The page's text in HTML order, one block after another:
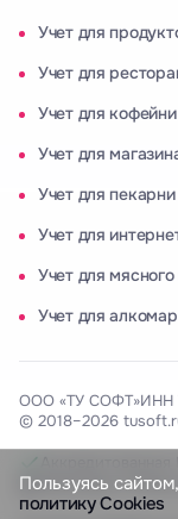
Пользуясь
политику Cookies
Учет для
Учет для
Учет для кофейни
Учет для
Учет для пекарни
Учет для
Учет для мясного
Учет для
ООО «ТУ СОФТ»ИНН
© 2018–2026
Включены в